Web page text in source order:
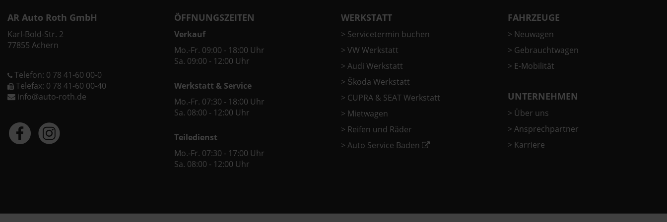
AR Auto Roth GmbH
Karl-Bold-Str. 2
77855 Achern
Telefon: 0 78 41-60 00-0
Telefax: 0 78 41-60 00-40
info@auto-roth.de
ÖFFNUNGSZEITEN
Verkauf
Mo.-Fr. 09:00 - 18:00 Uhr
Sa. 09:00 - 12:00 Uhr
Werkstatt & Service
Mo.-Fr. 07:30 - 18:00 Uhr
Sa. 08:00 - 12:00 Uhr
Teiledienst
Mo.-Fr. 07:30 - 17:00 Uhr
Sa. 08:00 - 12:00 Uhr
WERKSTATT
> Servicetermin buchen
> VW Werkstatt
> Audi Werkstatt
> Škoda Werkstatt
> CUPRA & SEAT Werkstatt
> Mietwagen
> Reifen und Räder
> Auto Service Baden
FAHRZEUGE
> Neuwagen
> Gebrauchtwagen
> E-Mobilität
UNTERNEHMEN
> Über uns
> Ansprechpartner
> Karriere